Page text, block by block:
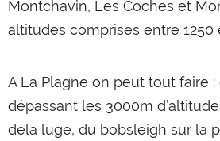
Montchavin, Les Coches et
altitudes comprises entre 1250
A La Plagne on peut tout faire
dépassant les 3000m
dela luge, du bobsleigh sur la